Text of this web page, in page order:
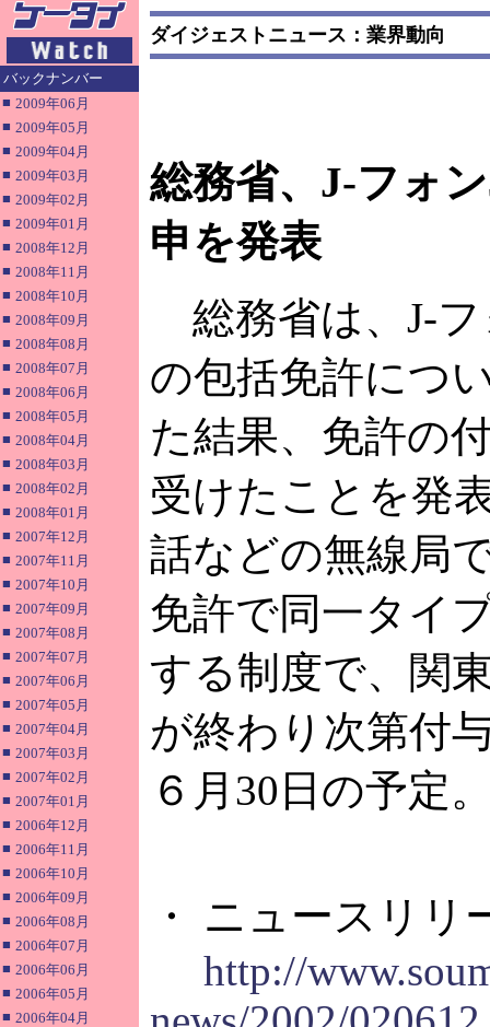
バックナンバー
■ 2009年06月
■ 2009年05月
■ 2009年04月
■ 2009年03月
■ 2009年02月
■ 2009年01月
■ 2008年12月
■ 2008年11月
■ 2008年10月
■ 2008年09月
■ 2008年08月
■ 2008年07月
■ 2008年06月
■ 2008年05月
■ 2008年04月
■ 2008年03月
■ 2008年02月
■ 2008年01月
■ 2007年12月
■ 2007年11月
■ 2007年10月
■ 2007年09月
■ 2007年08月
■ 2007年07月
■ 2007年06月
■ 2007年05月
■ 2007年04月
■ 2007年03月
■ 2007年02月
■ 2007年01月
■ 2006年12月
■ 2006年11月
■ 2006年10月
■ 2006年09月
■ 2006年08月
■ 2006年07月
■ 2006年06月
■ 2006年05月
■ 2006年04月
ダイジェストニュース：業界動向
総務省、J-フォ
申を発表
総務省は、J-フ
の包括免許につ
た結果、免許の
受けたことを発
話などの無線局
免許で同一タイ
する制度で、関
が終わり次第付
６月30日の予定
・ ニュースリリ
http://